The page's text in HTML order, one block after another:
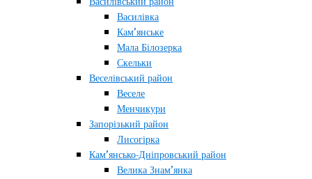
Василівка
Кам’янське
Мала Білозерка
Скельки
Веселівський район
Веселе
Менчикури
Запорізький район
Лисогірка
Кам’янсько-Дніпровський район
Велика Знам’янка